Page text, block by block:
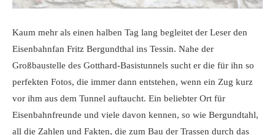
Kaum mehr als einen halben Tag lang begleitet der Leser den
Eisenbahnfan Fritz Bergundthal ins Tessin. Nahe der
Großbaustelle des Gotthard-Basistunnels sucht er die für ihn so
perfekten Fotos, die immer dann entstehen, wenn ein Zug kurz
vor ihm aus dem Tunnel auftaucht. Ein beliebter Ort für
Eisenbahnfreunde und viele davon kennen, so wie Bergundtahl,
all die Zahlen und Fakten, die zum Bau der Trassen durch das